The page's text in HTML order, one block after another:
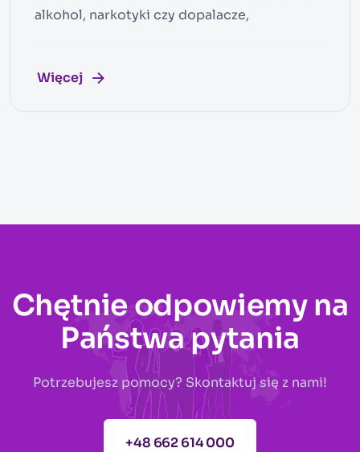
alkohol, narkotyki czy dopalacze,
Więcej
Chętnie odpowiemy na
Państwa pytania
Potrzebujesz pomocy? Skontaktuj się z nami!
+48 662 614 000